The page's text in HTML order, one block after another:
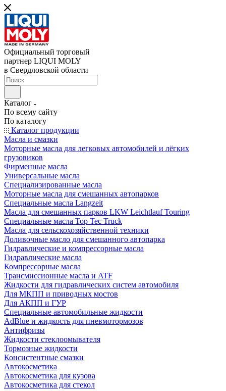
Официальный торговый
партнер LIQUI MOLY
в Свердловской области
Каталог
По всему сайту
По каталогу
Каталог продукции
Масла и смазки
Моторные масла для легковых автомобилей и лёгких
грузовиков
Фирменные масла
Универсальные масла
Специализированные масла
Моторные масла для смешанных автопарков
Специальные масла Langzeit
Масла для смешанных парков LKW Leichtlauf Touring
Специальные масла Top Tec Truck
Масла для сельскохозяйственной техники
Доливочные масло для смешанного автопарка
Гидравлические и компрессорные масла
Гидравлические масла
Компрессорные масла
Трансмиссионные масла и ATF
Жидкости для гидравлических систем автомобиля
Для МКПП и приводных мостов
Для АКПП и ГУР
Специальные автомобильные жидкости
AdBlue и жидкость для пневмотормозов
Антифризы
Жидкости стеклоомывателя
Тормозные жидкости
Консистентные смазки
Автокосметика
Автокосметика для кузова
Автокосметика для стекол